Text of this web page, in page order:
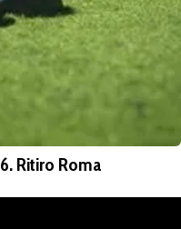
Ritiro Roma